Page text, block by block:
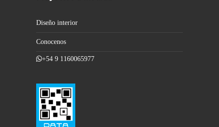
Diseño interior
Conocenos
+54 9 1160065977